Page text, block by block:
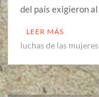
del país exigieron al
LEER MÁS
luchas de las mujeres